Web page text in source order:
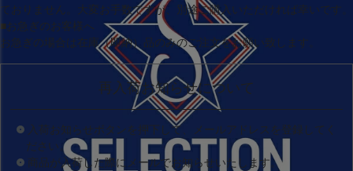
ておりません。大変お手数ですが、別途ご購入いただければ幸いです。
■お急ぎのお客様へ
お急ぎの場合は 在庫（即納）品のみのご注文をお願い致します。
再入荷お知らせについて
入荷お知らせボタンを押下して、メールアドレスを登録してく
ださい。
商品が入荷した際にメールでお知らせいたします。